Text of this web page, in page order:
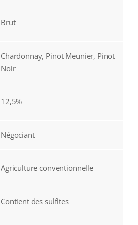
Brut
Chardonnay, Pinot Meunier, Pinot
Noir
12,5%
Négociant
Agriculture conventionnelle
Contient des sulfites